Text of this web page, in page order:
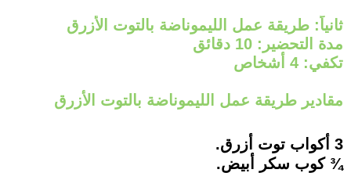
ثانياً: طريقة عمل الليموناضة بالتوت الأزرق
مدة التحضير: 10 دقائق
تكفي: 4 أشخاص
مقادير طريقة عمل الليموناضة بالتوت الأزرق
3 أكواب توت أزرق.
¾ كوب سكر أبيض.